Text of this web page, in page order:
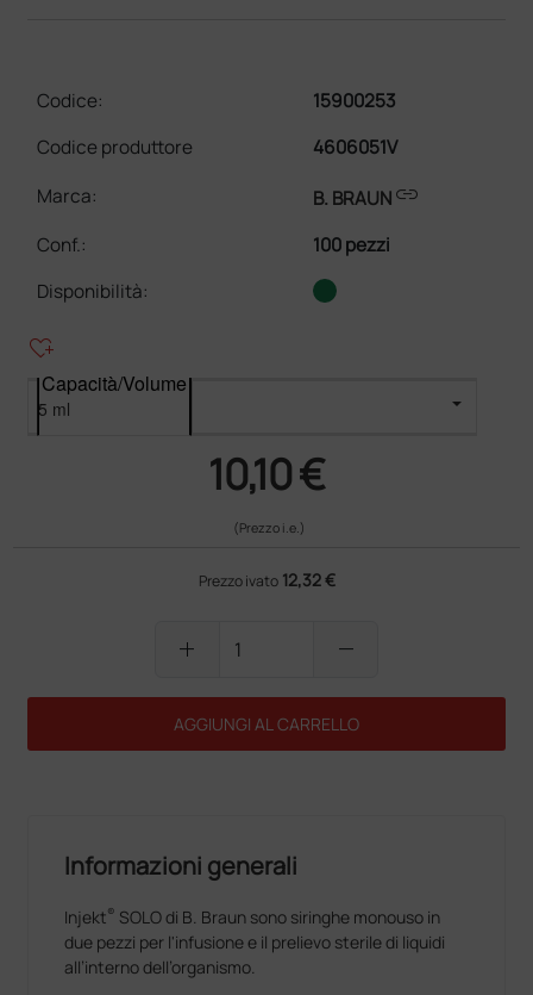
Codice:
15900253
Codice produttore
4606051V
Marca:
B. BRAUNlink
Conf.:
100 pezzi
Disponibilità:
heart_plus
Capacità/Volume
10,10 €
(Prezzo i.e.)
Prezzo ivato 12,32 €
add remove
AGGIUNGI AL CARRELLO
Informazioni generali
Injekt® SOLO di B. Braun sono siringhe monouso in
due pezzi per l'infusione e il prelievo sterile di liquidi
all’interno dell’organismo.